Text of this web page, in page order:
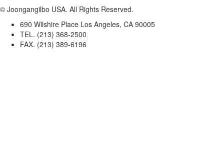
© Joongangilbo USA. All Rights Reserved.
690 Wilshire Place Los Angeles, CA 90005
TEL. (213) 368-2500
FAX. (213) 389-6196